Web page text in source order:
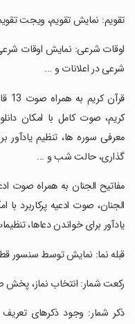
‏تقویم: نمایش تقویم، ویجت
‏اوقات شرعی: نمایش اوقات
شرعی در اعلانات و ...
کریم، صوت کامل با امکان
معرفی سوره ها، تنظیم یادآور
گذاری، حالت شب و ...
‏مفاتیح الجنان به همراه صوت
الجنان، صوت ادعیه پرکاربرد
یادآور برای خواندن دعاها،
‏قبله نما: نمایش توسط سنسور
‏رکعت شمار: انتخاب نماز، پخش
‏ذکر شمار: وجود ذکرهای